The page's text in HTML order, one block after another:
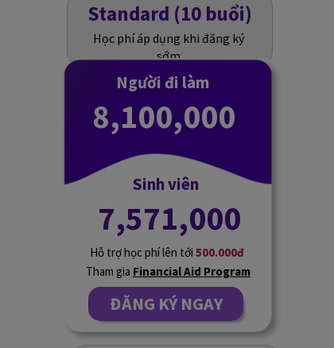
Học phí áp dụng khi đăng ký
sớm
Standard (10 buổi)
Sinh viên
7,571,000
ĐĂNG KÝ NGAY
8,100,000
Người đi làm
Hỗ trợ học phí lên tới 500.000đ
Tham gia Financial Aid Program